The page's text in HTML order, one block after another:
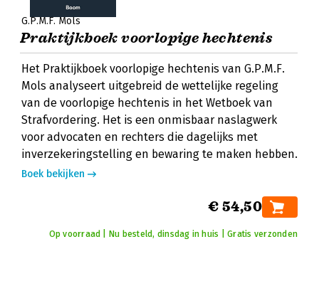
G.P.M.F. Mols
Praktijkboek voorlopige hechtenis
Het Praktijkboek voorlopige hechtenis van G.P.M.F.
Mols analyseert uitgebreid de wettelijke regeling
van de voorlopige hechtenis in het Wetboek van
Strafvordering. Het is een onmisbaar naslagwerk
voor advocaten en rechters die dagelijks met
inverzekeringstelling en bewaring te maken hebben.
Boek bekijken
€ 54,50
Op voorraad | Nu besteld, dinsdag in huis | Gratis verzonden